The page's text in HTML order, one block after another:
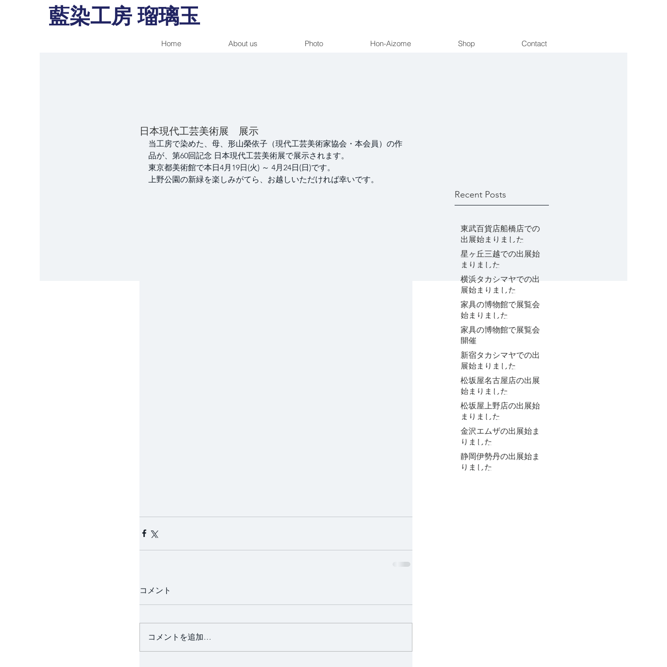
藍染工房 瑠璃玉
Home About us Photo Hon-Aizome Shop Contact
日本現代工芸美術展 展示
当工房で染めた、母、形山榮依子（現代工芸美術家協会・本会員）の作
品が、第60回記念 日本現代工芸美術展で展示されます。
東京都美術館で本日4月19日(火) ～ 4月24日(日)です。
上野公園の新緑を楽しみがてら、お越しいただければ幸いです。
コメント
コメントを追加…
Recent Posts
東武百貨店船橋店での
出展始まりました
星ヶ丘三越での出展始
まりました
横浜タカシマヤでの出
展始まりました
家具の博物館で展覧会
始まりました
家具の博物館で展覧会
開催
新宿タカシマヤでの出
展始まりました
松坂屋名古屋店の出展
始まりました
松坂屋上野店の出展始
まりました
金沢エムザの出展始ま
りました
静岡伊勢丹の出展始ま
りました